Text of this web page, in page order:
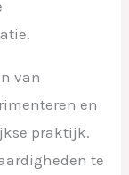
van
en
praktijk.
te